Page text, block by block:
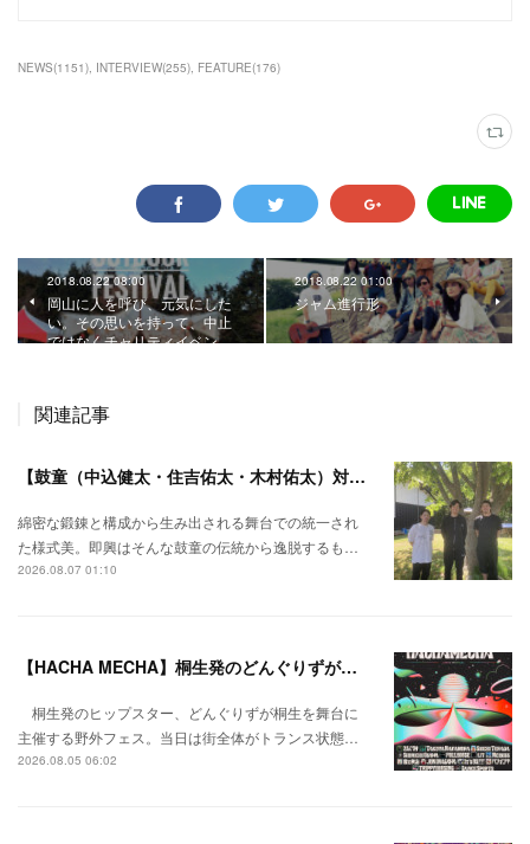
NEWS(1151) INTERVIEW(255) FEATURE(176)
2018.08.22 08:00
岡山に人を呼び、元気にした
い。その思いを持って、中止
ではなくチャリティイベン…
2018.08.22 01:00
ジャム進行形
関連記事
【鼓童（中込健太・住吉佑太・木村佑太）対談】即興で得られる新たな感覚。
綿密な鍛錬と構成から生み出される舞台での統一され
た様式美。即興はそんな鼓童の伝統から逸脱するも…
2026.08.07 01:10
【HACHA MECHA】桐生発のどんぐりずが桐生をハチャメチャに彩る。
桐生発のヒップスター、どんぐりずが桐生を舞台に
主催する野外フェス。当日は街全体がトランス状態…
2026.08.05 06:02